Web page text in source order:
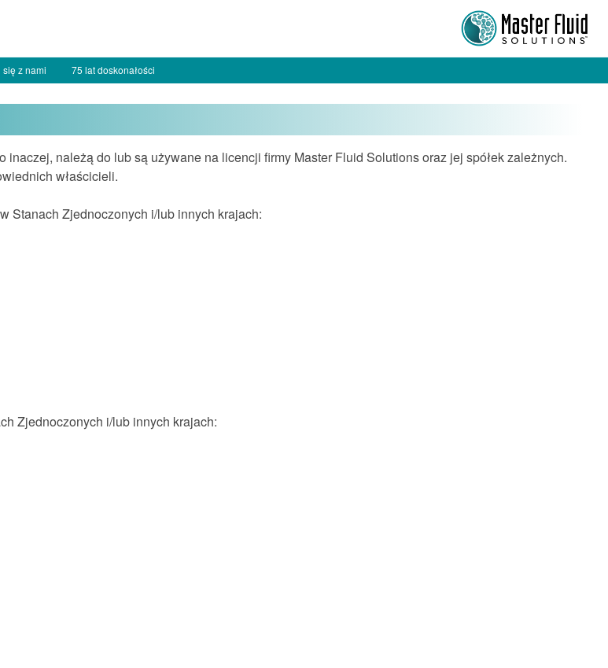
z nami 75 lat doskonałości
należą do lub są używane na licencji firmy Master Fluid Solutions oraz jej spółek zależnych.
właścicieli.
Stanach Zjednoczonych i/lub innych krajach:
Zjednoczonych i/lub innych krajach: